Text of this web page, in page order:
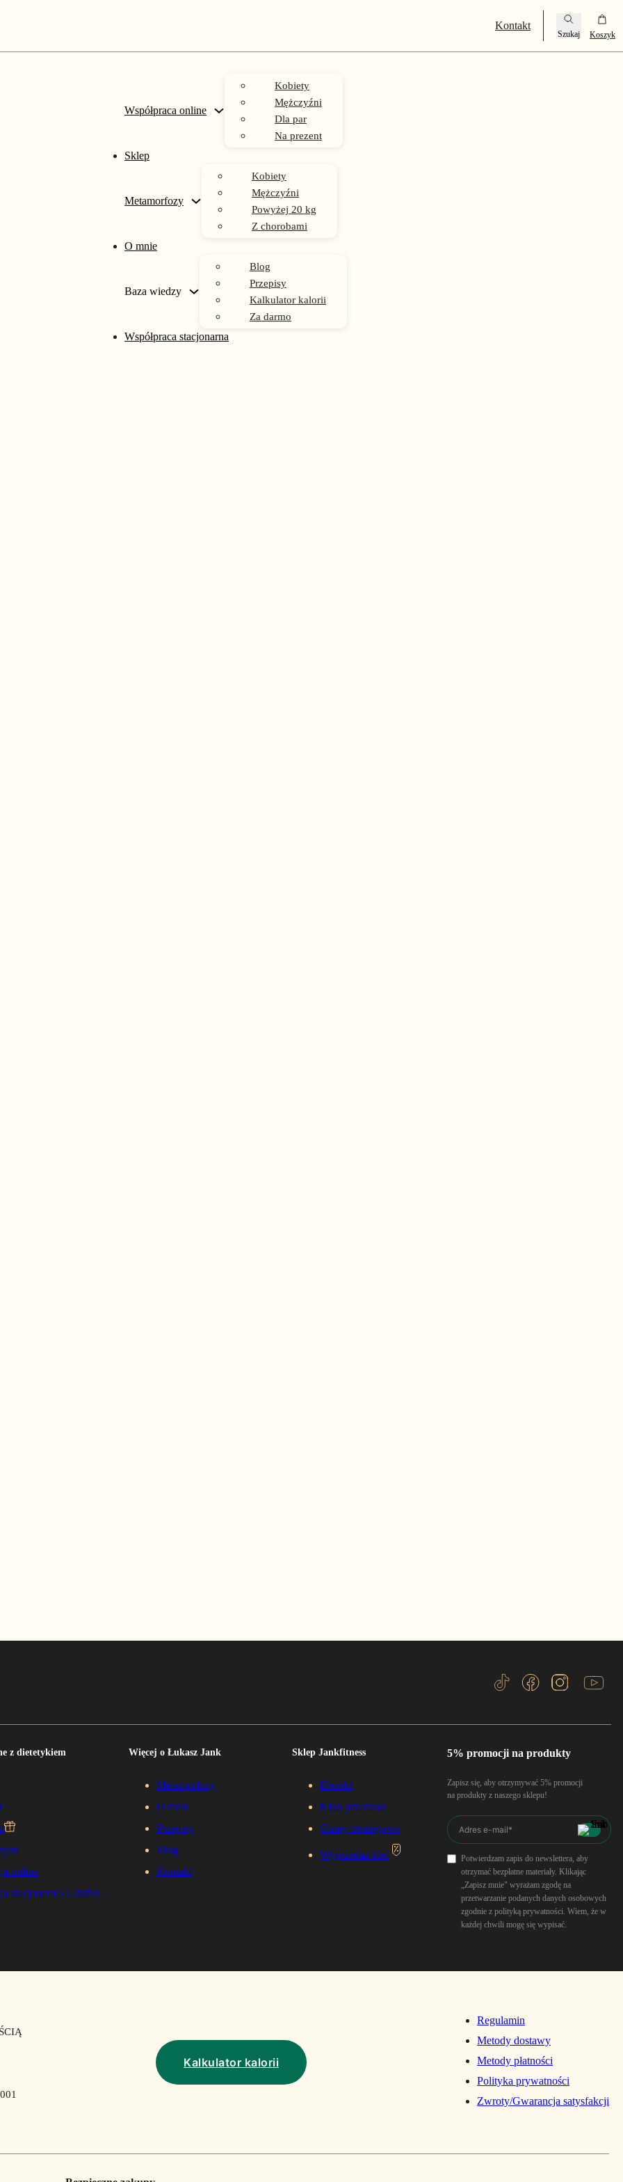
Kontakt
Współpraca online
Kobiety
Mężczyźni
Dla par
Na prezent
Sklep
Metamorfozy
Kobiety
Mężczyźni
Powyżej 20 kg
Z chorobami
O mnie
Baza wiedzy
Blog
Przepisy
Kalkulator kalorii
Za darmo
Współpraca stacjonarna
dieta dla każdego
z dietetykiem
online
stacjonarne- Gdańsk
Więcej o Łukasz Jank
Metamorfozy
O mnie
Przepisy
Blog
Kontakt
Sklep Jankfitness
Ebooki
Klub przemian
Gumy treningowe
Wyprzedaż diet
5% promocji na produkty
Zapisz się, aby otrzymywać 5% promocji
na produkty z naszego sklepu!
Potwierdzam zapis do newslettera, aby
otrzymać bezpłatne materiały. Klikając
„Zapisz mnie" wyrażam zgodę na
przetwarzanie podanych danych osobowych
zgodnie z polityką prywatności. Wiem, że w
każdej chwili mogę się wypisać.
Kalkulator kalorii
Regulamin
Metody dostawy
Metody płatności
Polityka prywatności
Zwroty/Gwarancja satysfakcji